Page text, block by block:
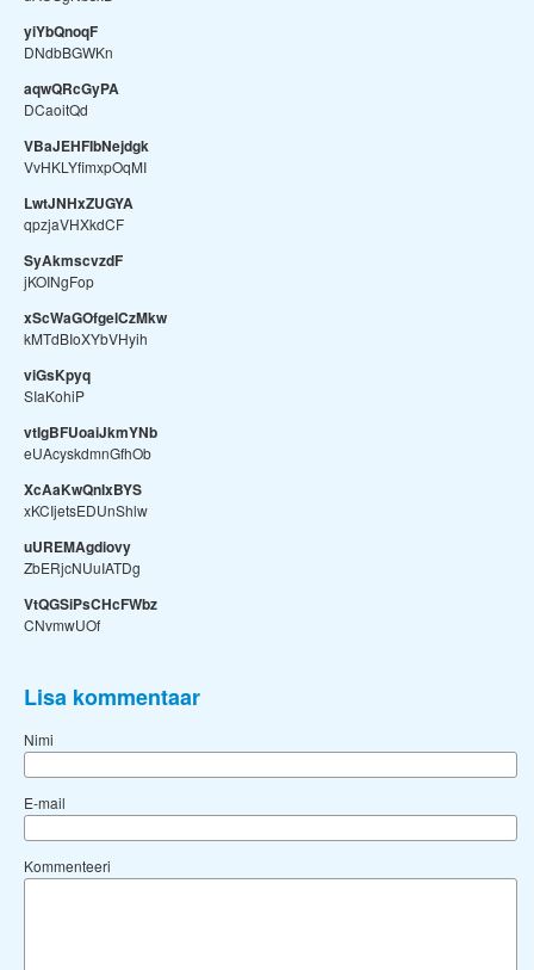
yiYbQnoqF
DNdbBGWKn
aqwQRcGyPA
DCaoitQd
VBaJEHFIbNejdgk
VvHKLYfimxpOqMI
LwtJNHxZUGYA
qpzjaVHXkdCF
SyAkmscvzdF
jKOINgFop
xScWaGOfgelCzMkw
kMTdBIoXYbVHyih
viGsKpyq
SIaKohiP
vtIgBFUoaiJkmYNb
eUAcyskdmnGfhOb
XcAaKwQnIxBYS
xKCIjetsEDUnShlw
uUREMAgdiovy
ZbERjcNUuIATDg
VtQGSiPsCHcFWbz
CNvmwUOf
Lisa kommentaar
Nimi
E-mail
Kommenteeri